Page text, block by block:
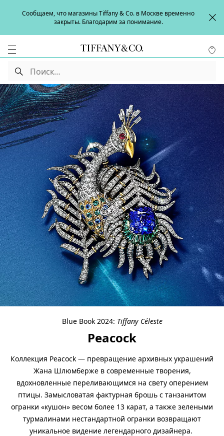
Сообщаем, что магазины Tiffany & Co. в Москве временно
закрыты. Благодарим за понимание.
Blue Book 2024: Tiffany Céleste
Peacock
Коллекция Peacock — превращение архивных украшений
Жана Шлюмберже в современные творения,
вдохновленные переливающимся на свету оперением
птицы. Замысловатая фактурная брошь с танзанитом
огранки «кушон» весом более 13 карат, а также зелеными
турмалинами нестандартной огранки возвращают
уникальное видение легендарного дизайнера.